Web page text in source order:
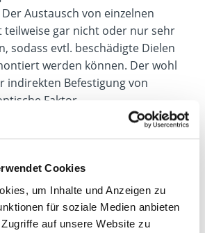
Cookies
um Inhalte und Anzeigen zu
für soziale Medien anbieten
auf unsere Website zu
Austausch von einzelnen
teilweise gar nicht oder nur sehr
sodass evtl. beschädigte Dielen
werden können. Der wohl
indirekten Befestigung von
Faktor.